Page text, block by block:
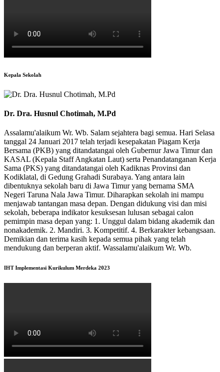
Kepala Sekolah
Dr. Dra. Husnul Chotimah, M.Pd
Assalamu'alaikum Wr. Wb. Salam sejahtera bagi semua. Hari Selasa
tanggal 24 Januari 2017 telah terjadi kesepakatan Piagam Kerja
Bersama (PKB) yang ditandatangai oleh Gubernur Jawa Timur dan
KASAL (Kepala Staff Angkatan Laut) serta Penandatanganan Kerja
Sama (PKS) yang ditandatangai oleh Kadiknas Provinsi dan
Kodiklatal, di Gedung Grahadi Surabaya. Yang antara lain
dibentuknya sekolah baru di Jawa Timur yang bernama SMA
Negeri Taruna Nala Jawa Timur. Diharapkan sekolah ini mampu
menjawab tantangan masa depan. Dengan didukung visi dan misi
sekolah, beberapa indikator kesuksesan lulusan sebagai calon
pemimpin masa depan yang: 1. Unggul dalam bidang akademik dan
nonakademik. 2. Mandiri. 3. Kompetitif. 4. Berkarakter kebangsaan.
Demikian dan terima kasih kepada semua pihak yang telah
mendukung dan berperan aktif. Wassalamu'alaikum Wr. Wb.
IHT Implementasi Kurikulum Merdeka 2023